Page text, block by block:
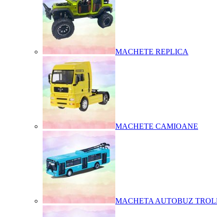
MACHETE REPLICA
MACHETE CAMIOANE
MACHETA AUTOBUZ